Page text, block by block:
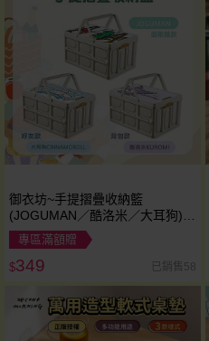
御衣坊~手提摺疊收納籃
(JOGUMAN／酷洛米／大耳狗)1
入 款式可選
專區滿額贈
$349 已銷售58